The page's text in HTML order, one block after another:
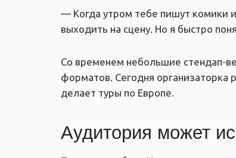
— Когда утром тебе пишут комики
выходить на сцену. Но я быстро
Со временем небольшие стендап-
форматов. Сегодня
делает туры по Европе.
Аудитория может